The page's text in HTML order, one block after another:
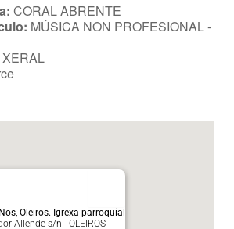
CORAL ABRENTE
MÚSICA NON PROFESIONAL -
XERAL
Oleiros. Igrexa parroquial
Allende s/n - OLEIROS